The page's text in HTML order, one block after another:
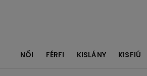
NŐI FÉRFI KISLÁNY KISFIÚ